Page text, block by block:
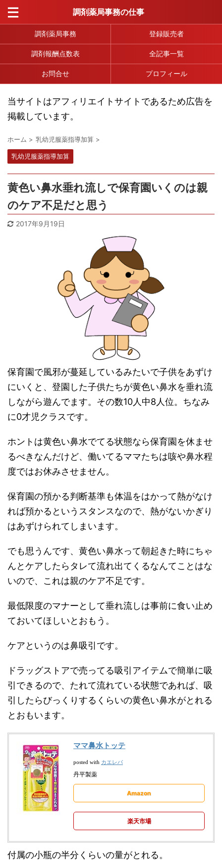
調剤薬局事務の仕事
調剤薬局事務 登録販売者
調剤報酬点数表 全記事一覧
お問合せ プロフィール
当サイトはアフィリエイトサイトであるため広告を
掲載しています。
ホーム > 乳幼児服薬指導加算 >
乳幼児服薬指導加算
黄色い鼻水垂れ流しで保育園いくのは親
のケア不足だと思う
2017年9月19日
保育園で風邪が蔓延しているみたいで子供をあずけ
にいくと、登園した子供たちが黄色い鼻水を垂れ流
しながら遊んでます。その数10人中8人位。ちなみ
に0才児クラスです。
ホントは黄色い鼻水でてる状態なら保育園を休ませ
るべきなんだけど、働いてるママたちは咳や鼻水程
度ではお休みさせません。
保育園の預かる判断基準も体温をはかって熱がなけ
れば預かるというスタンスなので、熱がないかぎり
はあずけられてしまいます。
でも思うんです、黄色い鼻水って朝起きた時にちゃ
んとケアしたらタレて流れ出てくるなんてことはな
いので、これは親のケア不足です。
最低限度のマナーとして垂れ流しは事前に食い止め
ておいてほしいとおもう。
ケアというのは鼻吸引です。
ドラッグストアで売ってる吸引アイテムで簡単に吸
引できるので、たれて流れている状態であれば、吸
引したらびっくりするくらいの黄色い鼻水がとれる
とおもいます。
ママ鼻水トッテ
posted with カエレバ
丹平製薬
Amazon
楽天市場
付属の小瓶の半分くらいの量がとれる。